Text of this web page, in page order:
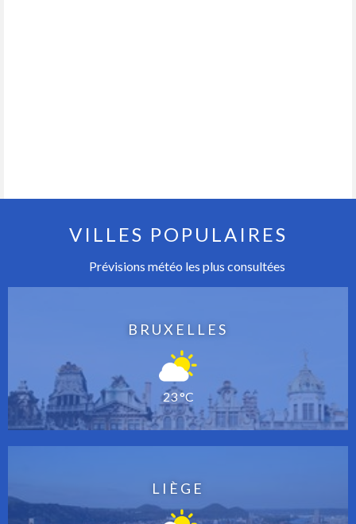
VILLES POPULAIRES
Prévisions météo les plus consultées
BRUXELLES
23 °C
LIÈGE